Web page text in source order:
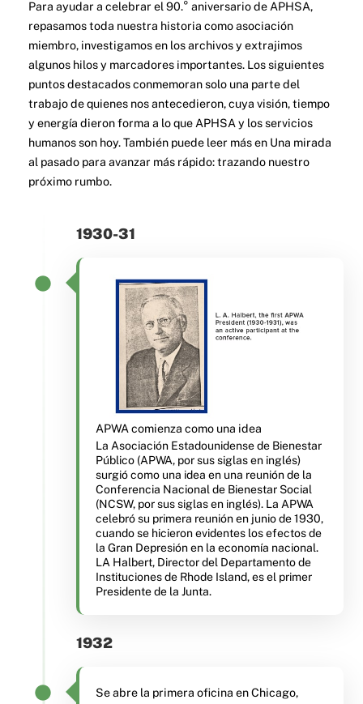
Para ayudar a celebrar el 90.° aniversario de APHSA,
repasamos toda nuestra historia como asociación
miembro, investigamos en los archivos y extrajimos
algunos hilos y marcadores importantes. Los siguientes
puntos destacados conmemoran solo una parte del
trabajo de quienes nos antecedieron, cuya visión, tiempo
y energía dieron forma a lo que APHSA y los servicios
humanos son hoy. También puede leer más en Una mirada
al pasado para avanzar más rápido: trazando nuestro
próximo rumbo.
1930-31
APWA comienza como una idea
La Asociación Estadounidense de Bienestar
Público (APWA, por sus siglas en inglés)
surgió como una idea en una reunión de la
Conferencia Nacional de Bienestar Social
(NCSW, por sus siglas en inglés). La APWA
celebró su primera reunión en junio de 1930,
cuando se hicieron evidentes los efectos de
la Gran Depresión en la economía nacional.
LA Halbert, Director del Departamento de
Instituciones de Rhode Island, es el primer
Presidente de la Junta.
1932
Se abre la primera oficina en Chicago,